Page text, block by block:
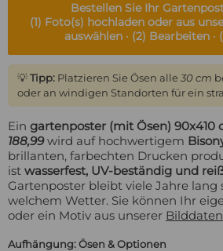
Bestellen Sie Ihr
(1) Foto(s) hochladen oder aus
auswählen · (2) Bearbeiten ·
💡Tipp: Platzieren Sie Ösen alle 30 cm
oder an windigen Standorten für ein
Ein gartenposter (mit Ösen) 90x410
188,99wird auf hochwertigem
brillanten, farbechten Drucken
ist wasserfest, UV-beständig und
Gartenposter bleibt viele Jahre lang
welchem Wetter. Sie können Ihr
oder ein Motiv aus unserer
Aufhängung: Ösen & Optionen